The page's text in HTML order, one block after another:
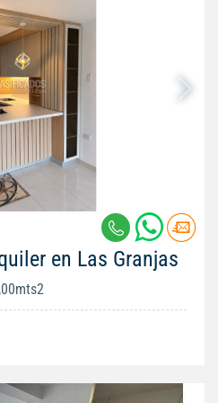
en Las Granjas